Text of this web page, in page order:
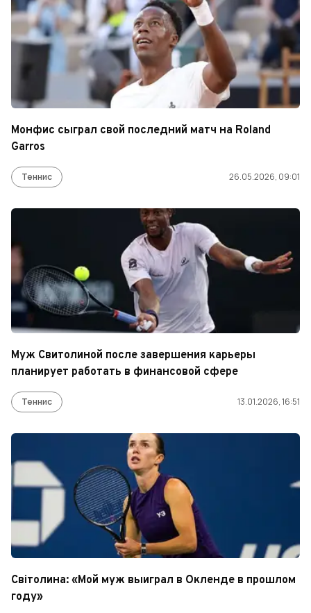
Монфис сыграл свой последний матч на Roland
Garros
Теннис 26.05.2026, 09:01
Муж Свитолиной после завершения карьеры
планирует работать в финансовой сфере
Теннис 13.01.2026, 16:51
Світолина: «Мой муж выиграл в Окленде в прошлом
году»